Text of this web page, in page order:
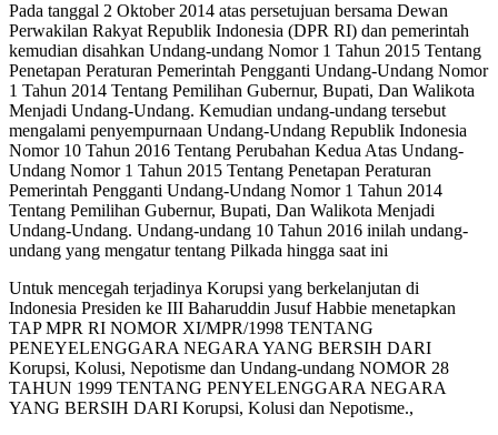
Pada tanggal 2 Oktober 2014 atas persetujuan bersama Dewan
Perwakilan Rakyat Republik Indonesia (DPR RI) dan pemerintah
kemudian disahkan Undang-undang Nomor 1 Tahun 2015 Tentang
Penetapan Peraturan Pemerintah Pengganti Undang-Undang Nomor
1 Tahun 2014 Tentang Pemilihan Gubernur, Bupati, Dan Walikota
Menjadi Undang-Undang. Kemudian undang-undang tersebut
mengalami penyempurnaan Undang-Undang Republik Indonesia
Nomor 10 Tahun 2016 Tentang Perubahan Kedua Atas Undang-
Undang Nomor 1 Tahun 2015 Tentang Penetapan Peraturan
Pemerintah Pengganti Undang-Undang Nomor 1 Tahun 2014
Tentang Pemilihan Gubernur, Bupati, Dan Walikota Menjadi
Undang-Undang. Undang-undang 10 Tahun 2016 inilah undang-
undang yang mengatur tentang Pilkada hingga saat ini
Untuk mencegah terjadinya Korupsi yang berkelanjutan di
Indonesia Presiden ke III Baharuddin Jusuf Habbie menetapkan
TAP MPR RI NOMOR XI/MPR/1998 TENTANG
PENEYELENGGARA NEGARA YANG BERSIH DARI
Korupsi, Kolusi, Nepotisme dan Undang-undang NOMOR 28
TAHUN 1999 TENTANG PENYELENGGARA NEGARA
YANG BERSIH DARI Korupsi, Kolusi dan Nepotisme.,